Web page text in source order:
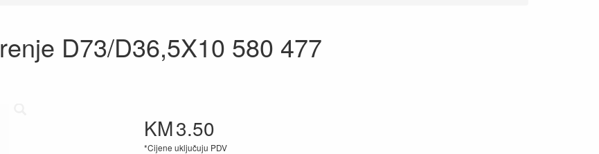
D73/D36,5X10 580 477
KM3.50
*Cijene uključuju PDV